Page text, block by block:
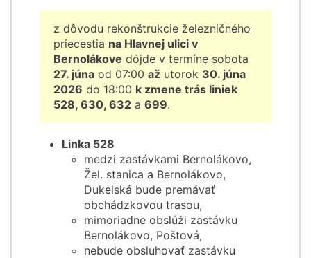
z dôvodu rekonštrukcie železničného
priecestia na Hlavnej ulici v
Bernolákove dôjde v termíne sobota
27. júna od 07:00 až utorok 30. júna
2026 do 18:00 k zmene trás liniek
528, 630, 632 a 699.
Linka 528
medzi zastávkami Bernolákovo,
Žel. stanica a Bernolákovo,
Dukelská bude premávať
obchádzkovou trasou,
mimoriadne obslúži zastávku
Bernolákovo, Poštová,
nebude obsluhovať zastávku